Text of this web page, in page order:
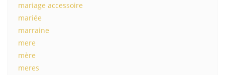
mariage accessoire
mariée
marraine
mere
mère
meres